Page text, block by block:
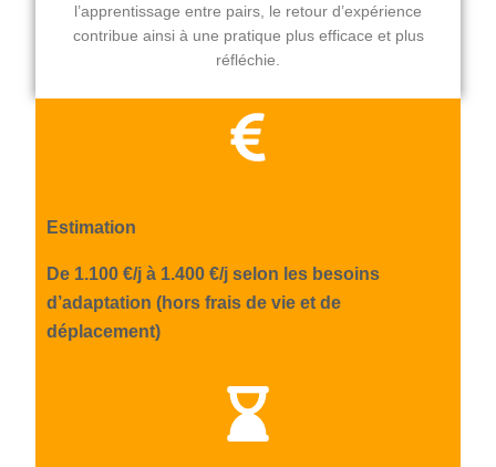
l’apprentissage entre pairs, le retour d’expérience
contribue ainsi à une pratique plus efficace et plus
réfléchie.
Estimation
De 1.100 €/j à 1.400 €/j selon les besoins
d’adaptation (hors frais de vie et de
déplacement)